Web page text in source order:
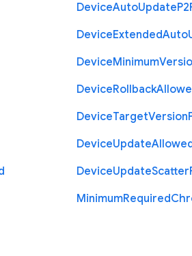
DeviceAutoUpdateP2
DeviceExtendedAuto
DeviceMinimum
DeviceRollback
DeviceTargetVersion
DeviceUpdate
DeviceUpdateScatter
MinimumRequired